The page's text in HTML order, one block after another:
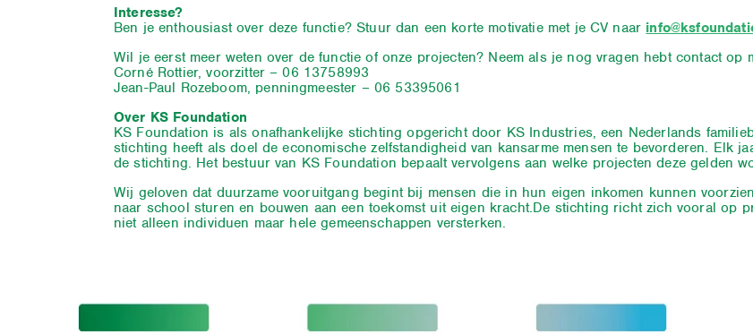
Interesse?
Ben je enthousiast over deze functie? Stuur dan een korte motivatie met je CV naar
Wil je eerst meer weten over de functie of onze projecten? Neem als je nog vragen hebt contact op
Corné Rottier, voorzitter – 06 13758993
Jean-Paul Rozeboom, penningmeester – 06 53395061
Over KS Foundation
KS Foundation is als onafhankelijke stichting opgericht door KS Industries, een Nederlands
stichting heeft als doel de economische zelfstandigheid van kansarme mensen te bevorderen. Elk
de stichting. Het bestuur van KS Foundation bepaalt vervolgens aan welke projecten deze gelden
Wij geloven dat duurzame vooruitgang begint bij mensen die in hun eigen inkomen kunnen
naar school sturen en bouwen aan een toekomst uit eigen kracht.De stichting richt zich vooral op
niet alleen individuen maar hele gemeenschappen versterken.